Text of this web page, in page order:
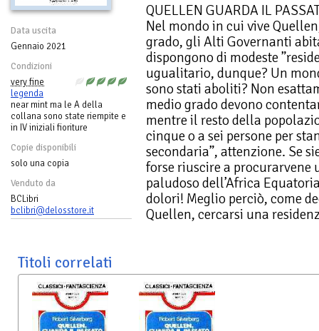
Data uscita
Gennaio 2021
Condizioni
very fine
legenda
near mint ma le A della
collana sono state riempite e
in IV iniziali fioriture
Copie disponibili
solo una copia
Venduto da
BCLibri
bclibri@delosstore.it
QUELLEN GUARDA IL
Nel mondo in cui vive
grado, gli Alti Governanti
dispongono di modeste
ugualitario, dunque? Un
sono stati aboliti? Non
medio grado devono
mentre il resto della
cinque o a sei persone per
secondaria”, attenzione. Se
forse riuscire a procurarvene
paludoso dell’Africa
dolori! Meglio perciò, come
Quellen, cercarsi una
Titoli correlati